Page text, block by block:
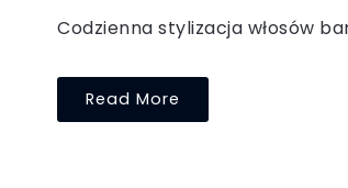
Codzienna stylizacja włosów
Read More